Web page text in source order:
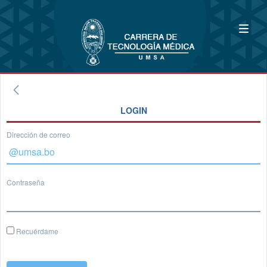
LOGIN
Dirección de correo
Contraseña
Recuérdame